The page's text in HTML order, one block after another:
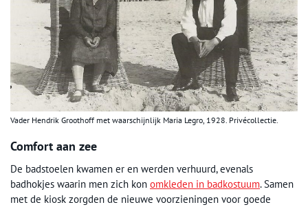
Vader Hendrik Groothoff met waarschijnlijk Maria Legro, 1928. Privécollectie.
Comfort aan zee
De badstoelen kwamen er en werden verhuurd, evenals
badhokjes waarin men zich kon omkleden in badkostuum. Samen
met de kiosk zorgden de nieuwe voorzieningen voor goede